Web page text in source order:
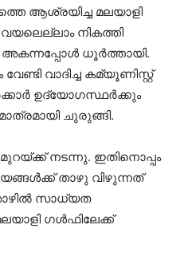
ആശ്രയിച്ച മലയാളി
നികത്തി
അകന്നപ്പോള്‍ ധൂര്‍ത്തായി.
വാദിച്ച കമ്യൂണിസ്റ്റ്
ഉദ്യോഗസ്ഥർക്കും
ചുരുങ്ങി.
നടന്നു. ഇതിനൊപ്പം
താഴു വിഴുന്നത്
സാധ്യത
ഗള്‍ഫിലേക്ക്